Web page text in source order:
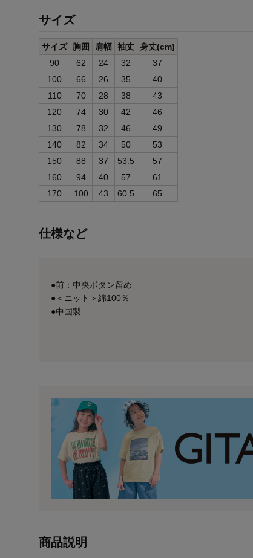
サイズ
サイズ 胸囲 肩幅 袖丈 身丈(cm)
90
62 24 32
37
100
66 26 35
40
110
70 28 38
43
120
74 30 42
46
130
78 32 46
49
140
82 34 50
53
150
88 37 53.5
57
160
94 40 57
61
170
100 43 60.5 65
仕様など
●前：中央ボタン留め
●＜ニット＞綿100％
●中国製
商品説明